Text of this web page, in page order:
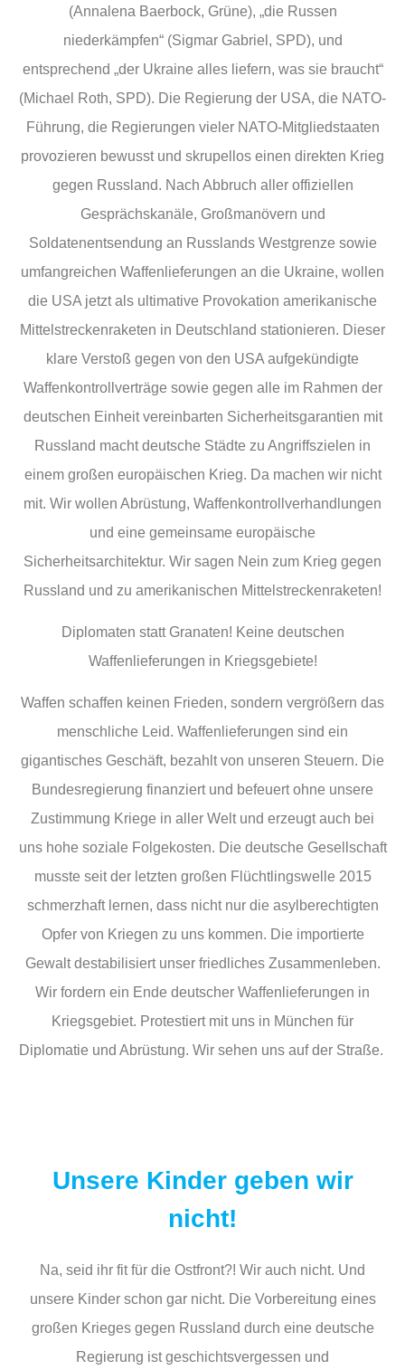
(Annalena Baerbock, Grüne), „die Russen
niederkämpfen“ (Sigmar Gabriel, SPD), und
entsprechend „der Ukraine alles liefern, was sie braucht“
(Michael Roth, SPD). Die Regierung der USA, die NATO-
Führung, die Regierungen vieler NATO-Mitgliedstaaten
provozieren bewusst und skrupellos einen direkten Krieg
gegen Russland. Nach Abbruch aller offiziellen
Gesprächskanäle, Großmanövern und
Soldatenentsendung an Russlands Westgrenze sowie
umfangreichen Waffenlieferungen an die Ukraine, wollen
die USA jetzt als ultimative Provokation amerikanische
Mittelstreckenraketen in Deutschland stationieren. Dieser
klare Verstoß gegen von den USA aufgekündigte
Waffenkontrollverträge sowie gegen alle im Rahmen der
deutschen Einheit vereinbarten Sicherheitsgarantien mit
Russland macht deutsche Städte zu Angriffszielen in
einem großen europäischen Krieg. Da machen wir nicht
mit. Wir wollen Abrüstung, Waffenkontrollverhandlungen
und eine gemeinsame europäische
Sicherheitsarchitektur. Wir sagen Nein zum Krieg gegen
Russland und zu amerikanischen Mittelstreckenraketen!
Diplomaten statt Granaten! Keine deutschen
Waffenlieferungen in Kriegsgebiete!
Waffen schaffen keinen Frieden, sondern vergrößern das
menschliche Leid. Waffenlieferungen sind ein
gigantisches Geschäft, bezahlt von unseren Steuern. Die
Bundesregierung finanziert und befeuert ohne unsere
Zustimmung Kriege in aller Welt und erzeugt auch bei
uns hohe soziale Folgekosten. Die deutsche Gesellschaft
musste seit der letzten großen Flüchtlingswelle 2015
schmerzhaft lernen, dass nicht nur die asylberechtigten
Opfer von Kriegen zu uns kommen. Die importierte
Gewalt destabilisiert unser friedliches Zusammenleben.
Wir fordern ein Ende deutscher Waffenlieferungen in
Kriegsgebiet. Protestiert mit uns in München für
Diplomatie und Abrüstung. Wir sehen uns auf der Straße.
Unsere Kinder geben wir
nicht!
Na, seid ihr fit für die Ostfront?! Wir auch nicht. Und
unsere Kinder schon gar nicht. Die Vorbereitung eines
großen Krieges gegen Russland durch eine deutsche
Regierung ist geschichtsvergessen und